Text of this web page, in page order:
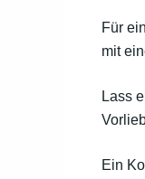
Für
mit
Lass
Ein